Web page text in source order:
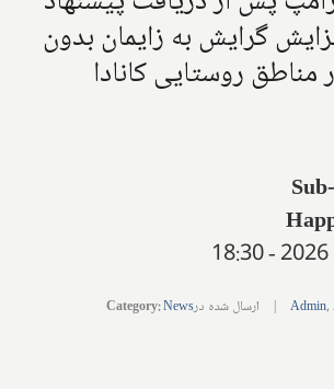
گرایش به زایمان بدون
روستایی کانادا
Admin,
| ارسال شده در Category:News